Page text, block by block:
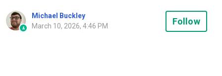
Michael Buckley
March 10, 2026, 4:46 PM
Follow